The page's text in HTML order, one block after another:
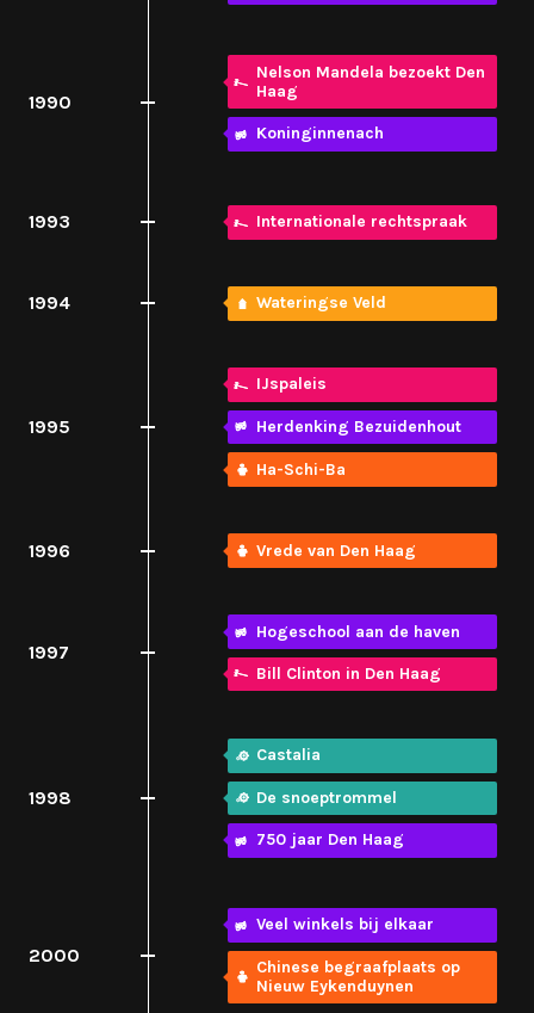
1990
Nelson Mandela bezoekt Den
Haag
Koninginnenach
1993 Internationale rechtspraak
1994 Wateringse Veld
1995
IJspaleis
Herdenking Bezuidenhout
Ha-Schi-Ba
1996 Vrede van Den Haag
1997
Hogeschool aan de haven
Bill Clinton in Den Haag
1998
Castalia
De snoeptrommel
750 jaar Den Haag
2000
Veel winkels bij elkaar
Chinese begraafplaats op
Nieuw Eykenduynen